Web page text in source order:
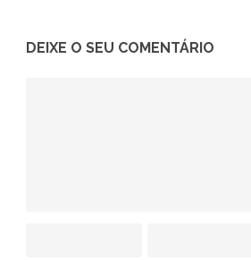
DEIXE O SEU COMENTÁRIO